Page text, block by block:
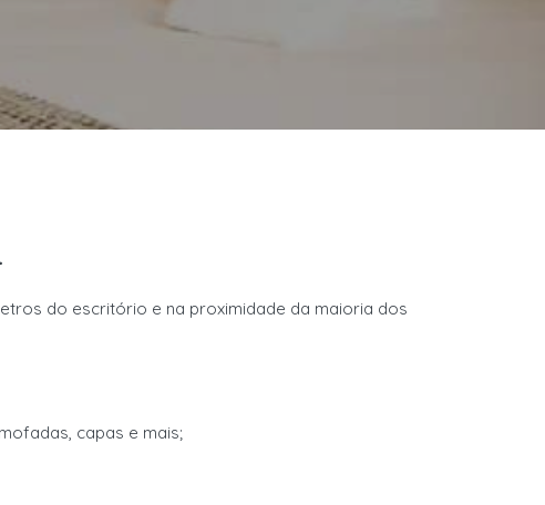
do escritório e na proximidade da maioria dos
capas e mais;